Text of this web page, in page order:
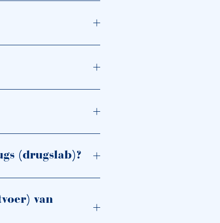
(drugslab)?
van